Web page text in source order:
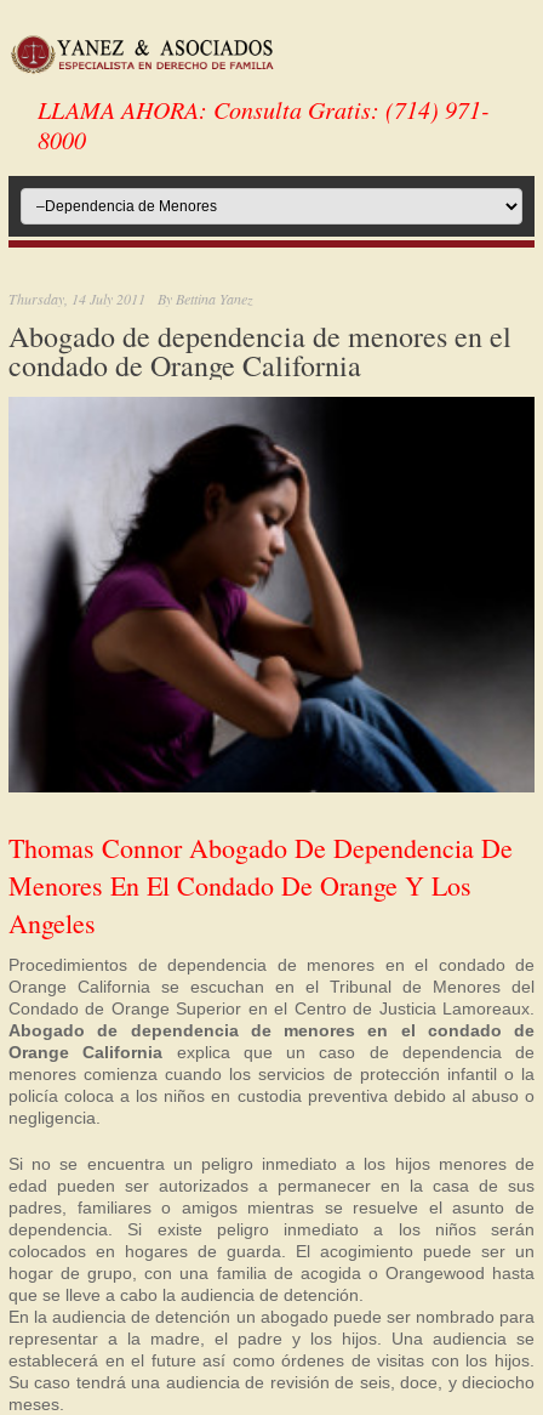
LLAMA AHORA: Consulta Gratis: (714) 971-
8000
Thursday, 14 July 2011 By Bettina Yanez
Abogado de dependencia de menores en el
condado de Orange California
Thomas Connor Abogado De Dependencia De
Menores En El Condado De Orange Y Los
Angeles
Procedimientos de dependencia de menores en el condado de
Orange California se escuchan en el Tribunal de Menores del
Condado de Orange Superior en el Centro de Justicia Lamoreaux.
Abogado de dependencia de menores en el condado de
Orange California explica que un caso de dependencia de
menores comienza cuando los servicios de protección infantil o la
policía coloca a los niños en custodia preventiva debido al abuso o
negligencia.
Si no se encuentra un peligro inmediato a los hijos menores de
edad pueden ser autorizados a permanecer en la casa de sus
padres, familiares o amigos mientras se resuelve el asunto de
dependencia. Si existe peligro inmediato a los niños serán
colocados en hogares de guarda. El acogimiento puede ser un
hogar de grupo, con una familia de acogida o Orangewood hasta
que se lleve a cabo la audiencia de detención.
En la audiencia de detención un abogado puede ser nombrado para
representar a la madre, el padre y los hijos. Una audiencia se
establecerá en el future así como órdenes de visitas con los hijos.
Su caso tendrá una audiencia de revisión de seis, doce, y dieciocho
meses.